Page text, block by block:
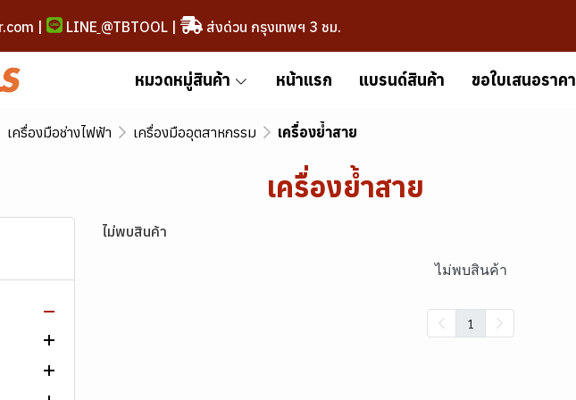
| LINE @TBTOOL| ส่งด่วน กรุงเทพฯ 3 ชม.
หมวดหมู่สินค้า หน้าแรก แบรนด์สินค้า ขอใบเสนอราคา
เครื่องมือช่างไฟฟ้า เครื่องมืออุตสาหกรรม เครื่องย้ำสาย
เครื่องย้ำสาย
ไม่พบสินค้า
ไม่พบสินค้า
1